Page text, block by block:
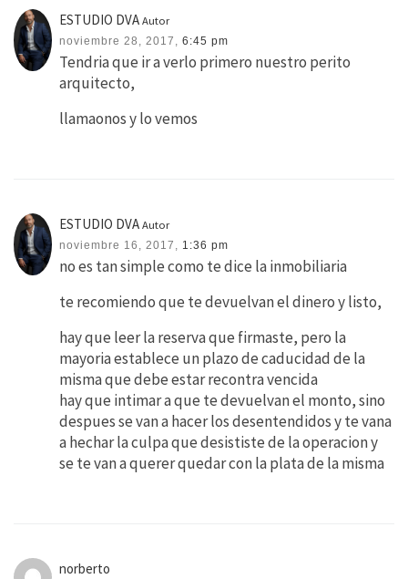
ESTUDIO DVA Autor
noviembre 28, 2017, 6:45 pm
Tendria que ir a verlo primero nuestro perito
arquitecto,
llamaonos y lo vemos
ESTUDIO DVA Autor
noviembre 16, 2017, 1:36 pm
no es tan simple como te dice la inmobiliaria
te recomiendo que te devuelvan el dinero y listo,
hay que leer la reserva que firmaste, pero la
mayoria establece un plazo de caducidad de la
misma que debe estar recontra vencida
hay que intimar a que te devuelvan el monto, sino
despues se van a hacer los desentendidos y te vana
a hechar la culpa que desististe de la operacion y
se te van a querer quedar con la plata de la misma
norberto